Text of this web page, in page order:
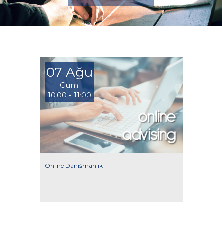
07 Ağu
Cum
10:00 - 11:00
Online Danışmanlık